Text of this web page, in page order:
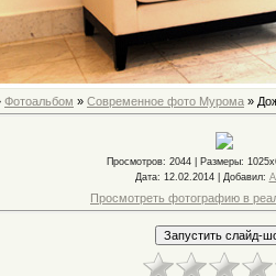
Фотоальбом » Современное фото Мурома »
Просмотров: 2044 | Размеры:
Дата: 12.02.2014 | Добавил:
Просмотреть фотографию в